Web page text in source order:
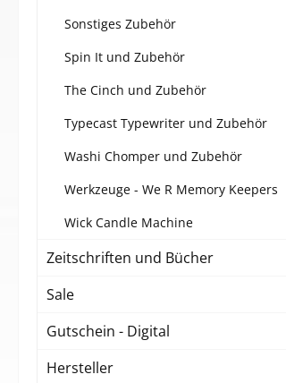
Sonstiges Zubehör
Spin It und Zubehör
The Cinch und Zubehör
Typecast Typewriter und Zubehör
Washi Chomper und Zubehör
Werkzeuge - We R Memory Keepers
Wick Candle Machine
Zeitschriften und Bücher
Sale
Gutschein - Digital
Hersteller